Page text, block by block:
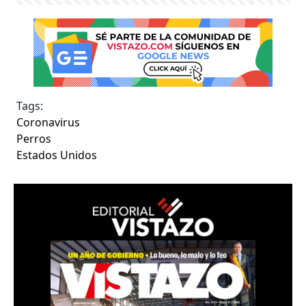
Tags:
Coronavirus
Perros
Estados Unidos